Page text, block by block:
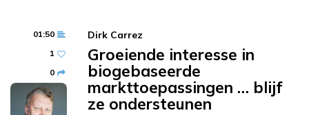
01:50
1
0
Dirk Carrez
Groeiende interesse in
biogebaseerde
markttoepassingen … blijf
ze ondersteunen